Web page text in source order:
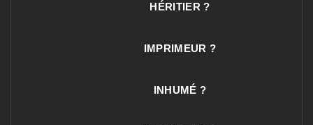
HÉRITIER ?
IMPRIMEUR ?
INHUMÉ ?